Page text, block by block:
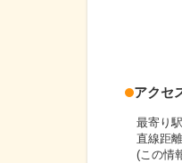
アクセ
最寄り
直線距
(この情